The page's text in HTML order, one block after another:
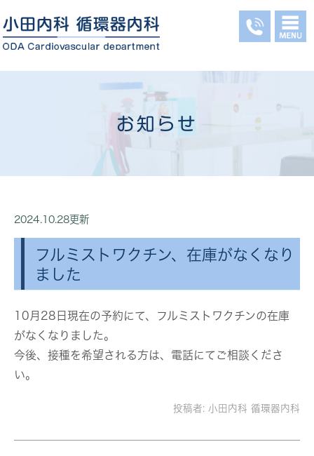
お知らせ
2024.10.28更新
フルミストワクチン、在庫がなくなり
ました
10月28日現在の予約にて、フルミストワクチンの在庫
がなくなりました。
今後、接種を希望される方は、電話にてご相談くださ
い。
投稿者: 小田内科 循環器内科